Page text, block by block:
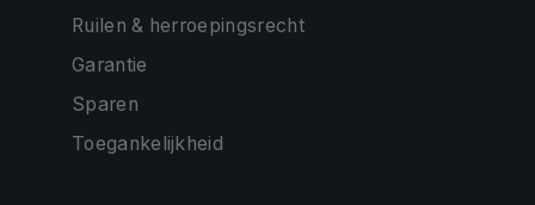
Ruilen & herroepingsrecht
Garantie
Sparen
Toegankelijkheid